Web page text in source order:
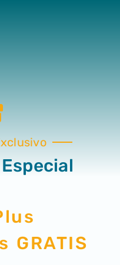
GRATIS